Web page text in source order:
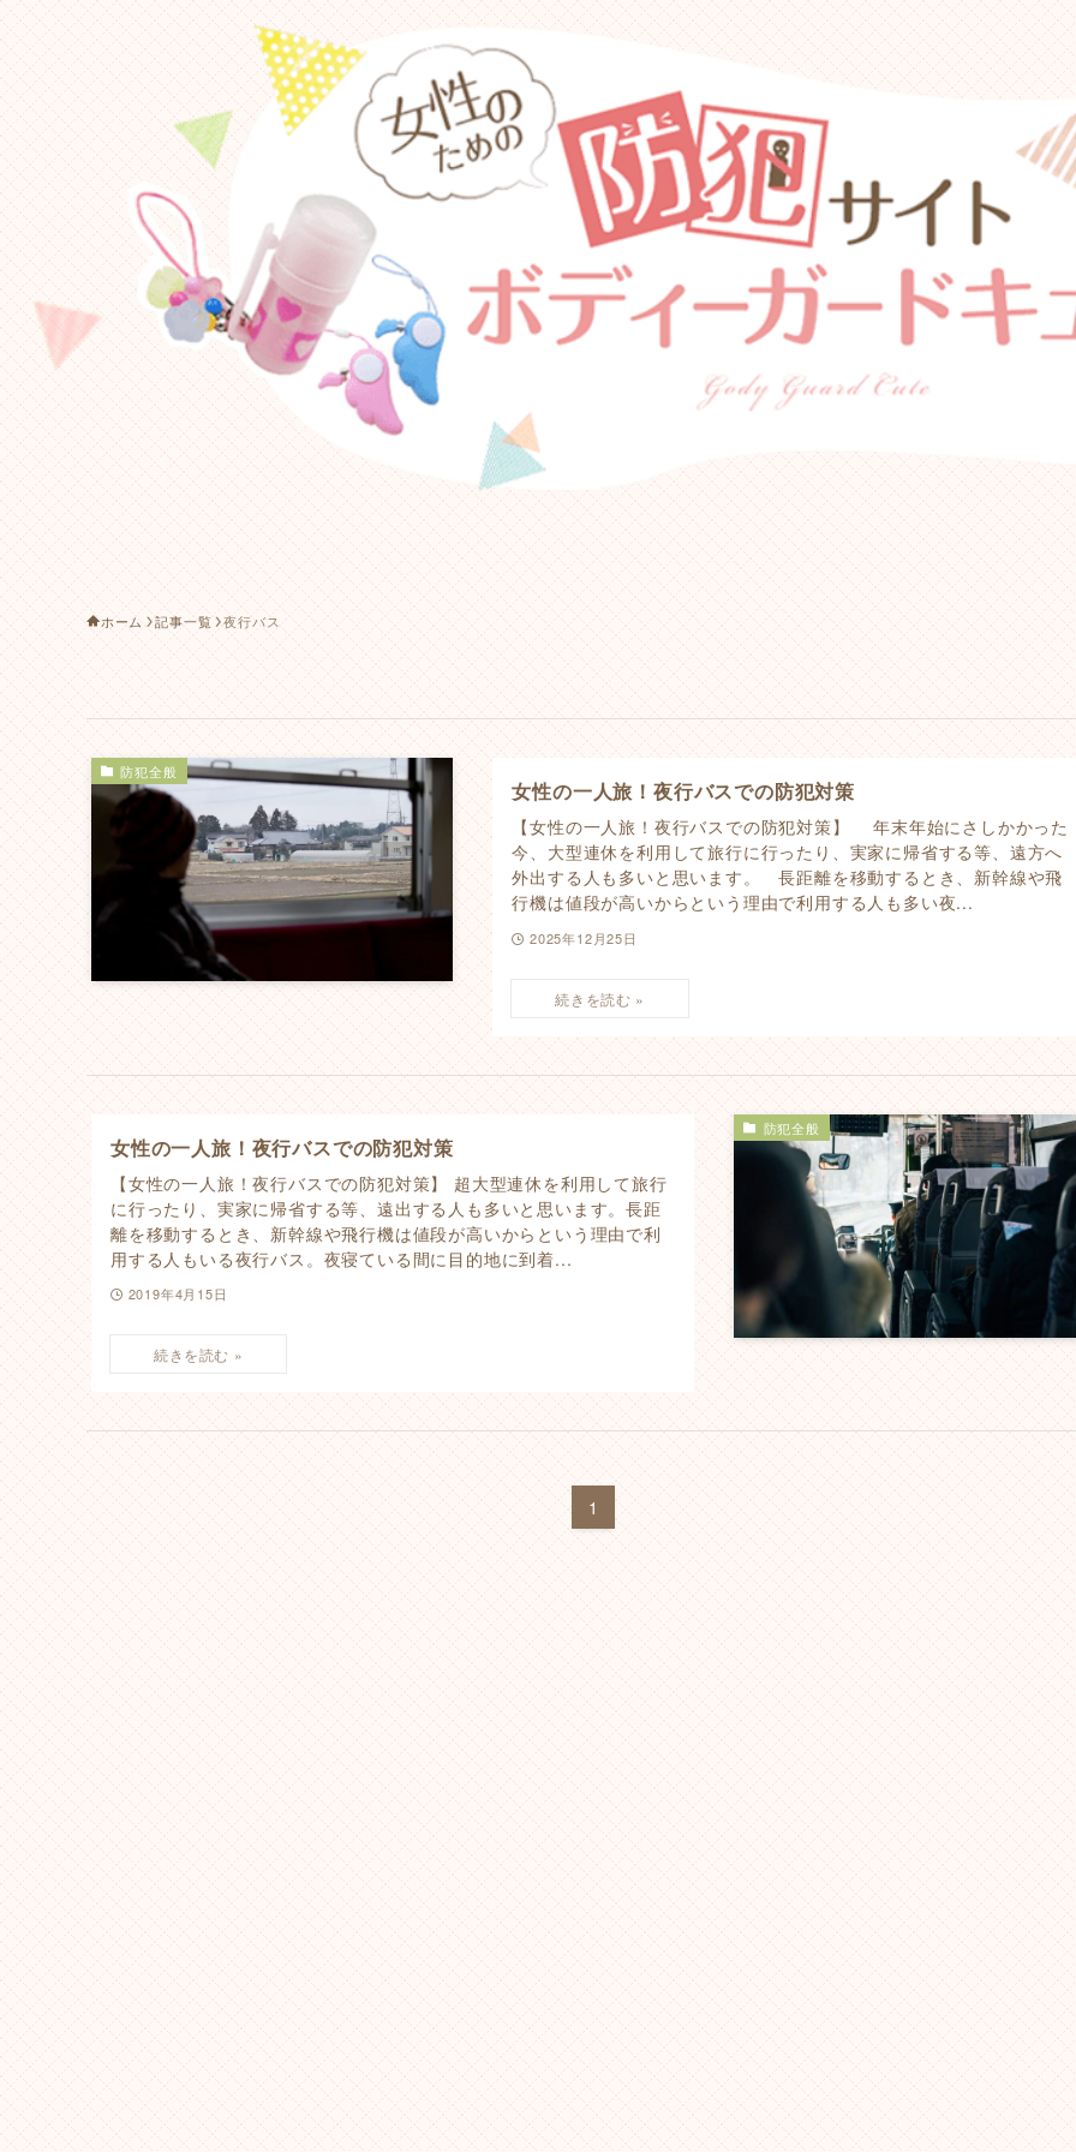
ホーム 記事一覧 夜行バス
防犯全般
女性の一人旅！夜行バスでの防犯対策
【女性の一人旅！夜行バスでの防犯対策】 年末年始にさしかかった
今、大型連休を利用して旅行に行ったり、実家に帰省する等、遠方へ
外出する人も多いと思います。 長距離を移動するとき、新幹線や飛
行機は値段が高いからという理由で利用する人も多い夜...
2025年12月25日
防犯全般
女性の一人旅！夜行バスでの防犯対策
【女性の一人旅！夜行バスでの防犯対策】 超大型連休を利用して旅行
に行ったり、実家に帰省する等、遠出する人も多いと思います。長距
離を移動するとき、新幹線や飛行機は値段が高いからという理由で利
用する人もいる夜行バス。夜寝ている間に目的地に到着...
2019年4月15日
1